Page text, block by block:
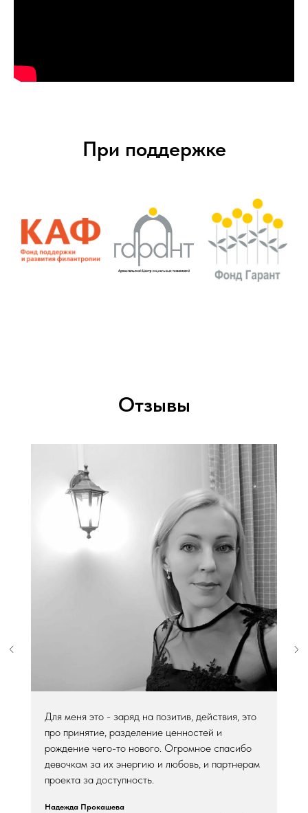
При поддержке
Отзывы
Для меня это - заряд на позитив, действия, это
про принятие, разделение ценностей и
рождение чего-то нового. Огромное спасибо
девочкам за их энергию и любовь, и партнерам
проекта за доступность.
Надежда Прокашева